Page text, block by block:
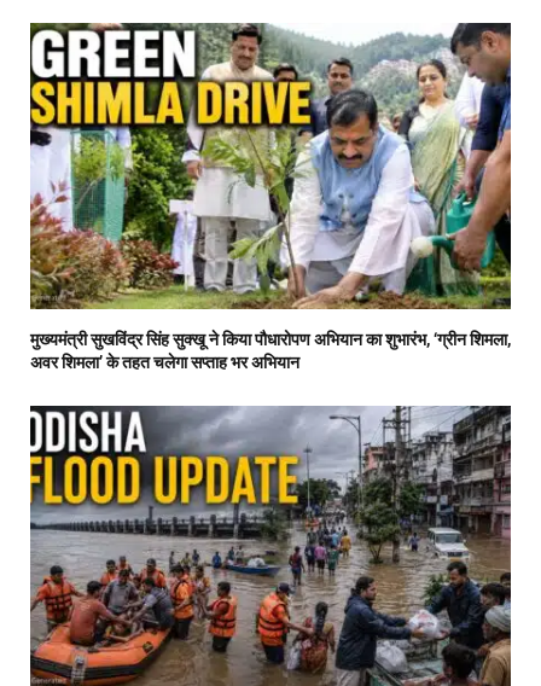
मुख्यमंत्री सुखविंद्र सिंह सुक्खू ने किया पौधारोपण अभियान का शुभारंभ, ‘ग्रीन शिमला,
अवर शिमला’ के तहत चलेगा सप्ताह भर अभियान